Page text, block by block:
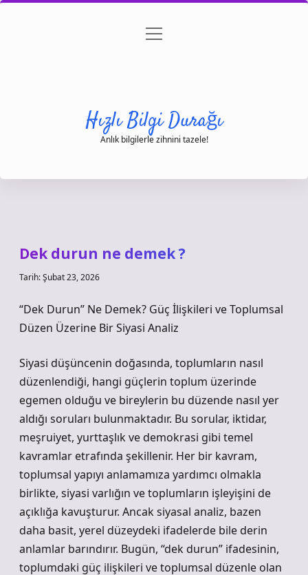
Gizlilik Politikası
menüyü
Hızlı Bilgi Durağı
Anlık bilgilerle zihnini tazele!
Dek durun ne demek ?
Tarih: Şubat 23, 2026
“Dek Durun” Ne Demek? Güç İlişkileri ve Toplumsal
Düzen Üzerine Bir Siyasi Analiz
Siyasi düşüncenin doğasında, toplumların nasıl
düzenlendiği, hangi güçlerin toplum üzerinde
egemen olduğu ve bireylerin bu düzende nasıl yer
aldığı soruları bulunmaktadır. Bu sorular, iktidar,
meşruiyet, yurttaşlık ve demokrasi gibi temel
kavramlar etrafında şekillenir. Her bir kavram,
toplumsal yapıyı anlamamıza yardımcı olmakla
birlikte, siyasi varlığın ve toplumların işleyişini de
açıklığa kavuşturur. Ancak siyasal analiz, bazen
daha basit, yerel düzeydeki ifadelerde bile derin
anlamlar barındırır. Bugün, “dek durun” ifadesinin,
toplumdaki güç ilişkileri ve toplumsal düzenle olan